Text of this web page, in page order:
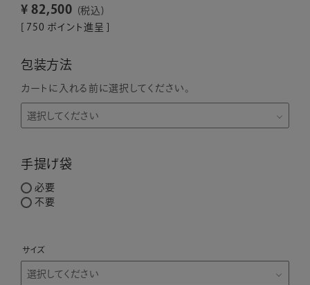
¥ 82,500
税込
750 ポイント進呈 ]
包装方法
カートに入れる前に選択してください。
手提げ袋
必要
不要
サイズ